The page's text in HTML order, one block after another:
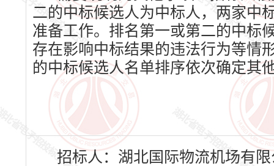
二的中标候选人为中标人，两家中
准备工作。排名第一或第二的中标
存在影响中标结果的违法行为等情
的中标候选人名单排序依次确定其
招标人：湖北国际物流机场有